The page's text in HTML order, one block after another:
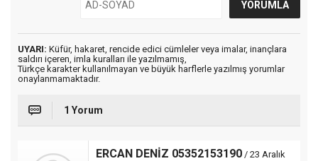
UYARI: Küfür, hakaret, rencide edici cümleler veya imalar, inançlara
saldırı içeren, imla kuralları ile yazılmamış,
Türkçe karakter kullanılmayan ve büyük harflerle yazılmış yorumlar
onaylanmamaktadır.
1 Yorum
ERCAN DENİZ 05352153190 / 23 Aralık